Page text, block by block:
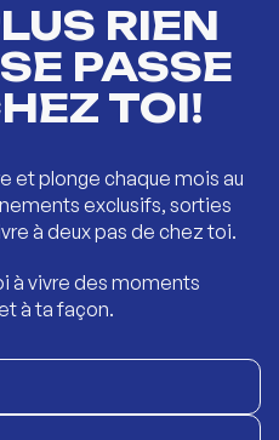
RIEN
PASSE
TOI!
et plonge chaque mois au
exclusifs, sorties
à deux pas de chez toi.
à vivre des moments
à ta façon.